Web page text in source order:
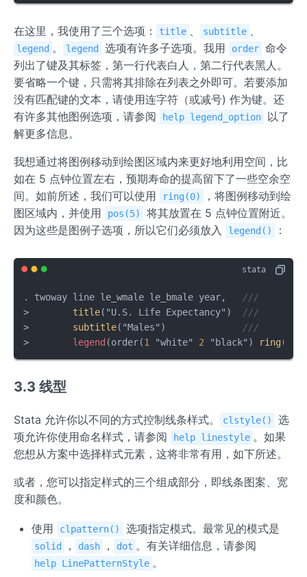
在这里，我使用了三个选项： title 、 subtitle 、
legend 。 legend 选项有许多子选项。我用 order 命令
列出了键及其标签，第一行代表白人，第二行代表黑人。
要省略一个键，只需将其排除在列表之外即可。若要添加
没有匹配键的文本，请使用连字符（或减号) 作为键。还
有许多其他图例选项，请参阅
help legend_option
以了
解更多信息。
我想通过将图例移动到绘图区域内来更好地利用空间，比
如在 5 点钟位置左右，预期寿命的提高留下了一些空余空
间。如前所述，我们可以使用
ring(0)
，将图例移动到绘
图区域内，并使用
pos(5)
将其放置在 5 点钟位置附近。
因为这些是图例子选项，所以它们必须放入
legend() ：
. twoway line le_wmale le_bmale year,
///
> title("U.S. Life Expectancy")
///
> subtitle("Males")
///
> legend (order(1 "white" 2 "black") ring(
3.3 线型
Stata 允许你以不同的方式控制线条样式。 clstyle()
选
项允许你使用命名样式，请参阅
help linestyle 。如果
您想从方案中选择样式元素，这将非常有用，如下所述。
或者，您可以指定样式的三个组成部分，即线条图案、宽
度和颜色。
使用 clpattern() 选项指定模式。最常见的模式是
solid ， dash ， dot 。有关详细信息，请参阅
help LinePatternStyle 。